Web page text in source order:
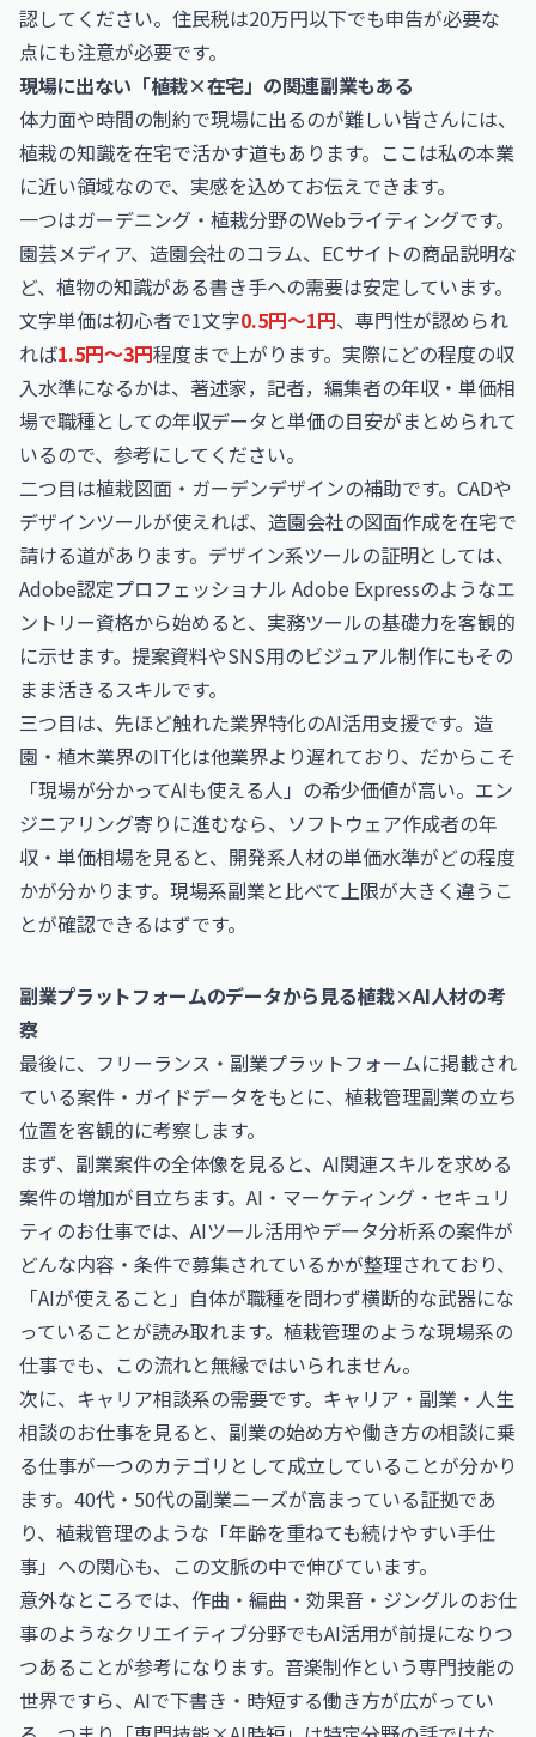
認してください。住民税は20万円以下でも申告が必要な
点にも注意が必要です。
現場に出ない「植栽×在宅」の関連副業もある
体力面や時間の制約で現場に出るのが難しい皆さんには、
植栽の知識を在宅で活かす道もあります。ここは私の本業
に近い領域なので、実感を込めてお伝えできます。
一つはガーデニング・植栽分野のWebライティングです。
園芸メディア、造園会社のコラム、ECサイトの商品説明な
ど、植物の知識がある書き手への需要は安定しています。
文字単価は初心者で1文字0.5円〜1円、専門性が認められ
れば1.5円〜3円程度まで上がります。実際にどの程度の収
入水準になるかは、 著述家，記者，編集者の年収・単価相
場で職種としての年収データと単価の目安がまとめられて
いるので、参考にしてください。
二つ目は植栽図面・ガーデンデザインの補助です。CADや
デザインツールが使えれば、造園会社の図面作成を在宅で
請ける道があります。デザイン系ツールの証明としては、
Adobe認定プロフェッショナル Adobe Expressのようなエ
ントリー資格から始めると、実務ツールの基礎力を客観的
に示せます。提案資料やSNS用のビジュアル制作にもその
まま活きるスキルです。
三つ目は、先ほど触れた業界特化のAI活用支援です。造
園・植木業界のIT化は他業界より遅れており、だからこそ
「現場が分かってAIも使える人」の希少価値が高い。エン
ジニアリング寄りに進むなら、 ソフトウェア作成者の年
収・単価相場を見ると、開発系人材の単価水準がどの程度
かが分かります。現場系副業と比べて上限が大きく違うこ
とが確認できるはずです。
副業プラットフォームのデータから見る植栽×AI人材の考
察
最後に、フリーランス・副業プラットフォームに掲載され
ている案件・ガイドデータをもとに、植栽管理副業の立ち
位置を客観的に考察します。
まず、副業案件の全体像を見ると、AI関連スキルを求める
案件の増加が目立ちます。 AI・マーケティング・セキュリ
ティのお仕事では、AIツール活用やデータ分析系の案件が
どんな内容・条件で募集されているかが整理されており、
「AIが使えること」自体が職種を問わず横断的な武器にな
っていることが読み取れます。植栽管理のような現場系の
仕事でも、この流れと無縁ではいられません。
次に、キャリア相談系の需要です。 キャリア・副業・人生
相談のお仕事を見ると、副業の始め方や働き方の相談に乗
る仕事が一つのカテゴリとして成立していることが分かり
ます。40代・50代の副業ニーズが高まっている証拠であ
り、植栽管理のような「年齢を重ねても続けやすい手仕
事」への関心も、この文脈の中で伸びています。
意外なところでは、 作曲・編曲・効果音・ジングルのお仕
事のようなクリエイティブ分野でもAI活用が前提になりつ
つあることが参考になります。音楽制作という専門技能の
世界ですら、AIで下書き・時短する働き方が広がってい